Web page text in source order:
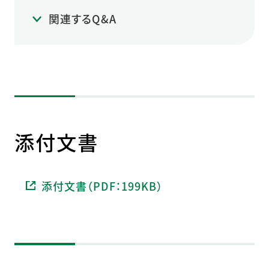
関連するQ&A
添付文書
添付文書（PDF：199KB）